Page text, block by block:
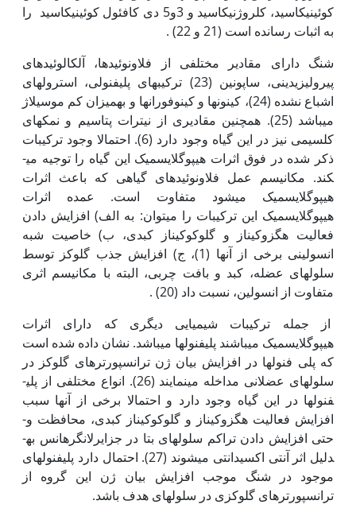
کوئینیک­اسید، کلروژنیک­اسید و 3و5 دی کافئول کوئینیک­اسید را
به اثبات رسانده است (21 و 22) .
شنگ دارای مقادیر مختلفی از فلاونوئیدها، آلکالوئیدهای
پیرولیزیدینی، ساپونین (23) ترکیب­های پلی­فنولی، استرول­های
اشباع نشده (24)، کینون­ها و کینوفوران­ها و به‏میزان کم موسیلاژ
می­باشد (25). همچنین مقادیری از نیترات پتاسیم و نمک­های
کلسیمی نیز در این گیاه وجود دارد (6). احتمالا وجود ترکیبات
ذکر شده در فوق اثرات هیپوگلایسمیک این گیاه را توجیه می­
کند. مکانیسم عمل فلاونوئیدهای گیاهی که باعث اثرات
هیپوگلایسمیک می­شود متفاوت است. عمده اثرات
هیپوگلایسمیک این ترکیبات را می­توان: به الف) افزایش دادن
فعالیت هگزوکیناز و گلوکوکیناز کبدی، ب) خاصیت شبه
انسولینی برخی از آن­ها (1)، ج) افزایش جذب گلوکز توسط
سلول­های عضله، کبد و بافت چربی، ­البته با مکانیسم اثری
متفاوت از انسولین، نسبت داد (20) .
از جمله ترکیبات شیمیایی دیگری که دارای اثرات
هیپوگلایسمیک می­باشند پلی­فنول­ها می­باشد. نشان داده شده است
که پلی فنول­ها در افزایش بیان ژن ترانسپورترهای گلوکز در
سلول­های عضلانی مداخله می­نمایند (26). انواع مختلفی از پلی­
فنول­ها در این گیاه وجود دارد و احتمالا برخی از آن­ها سبب
افزایش فعالیت هگزوکیناز و گلوکوکیناز کبدی، محافظت و­
حتی افزایش دادن تراکم سلولهای بتا در جزایرلانگرهانس به‏­
دلیل اثر آنتی اکسیدانتی می­شوند (27). احتمال دارد پلی­فنول­های
موجود در شنگ موجب افزایش بیان ژن این گروه از
ترانسپورترهای گلوکزی در سلول­های هدف باشد.